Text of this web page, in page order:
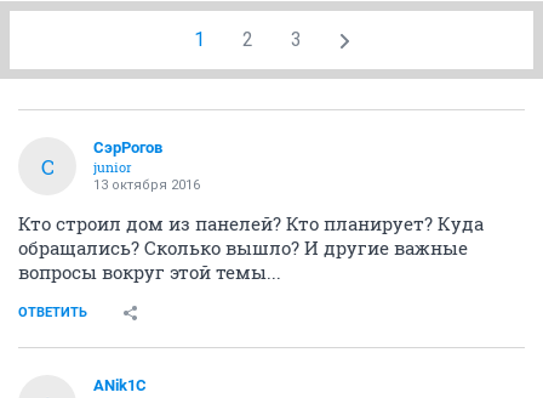
1 2 3
С
СэрРогов
junior
13 октября 2016
Кто строил дом из панелей? Кто планирует? Куда
обращались? Сколько вышло? И другие важные
вопросы вокруг этой темы...
ОТВЕТИТЬ
ANik1C